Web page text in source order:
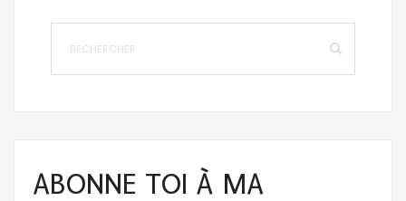
ABONNE TOI À MA